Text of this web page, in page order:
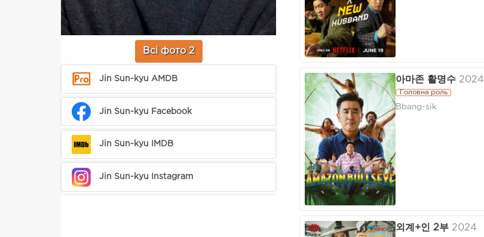
Всі фото 2
Jin Sun-kyu AMDB
Jin Sun-kyu Facebook
Jin Sun-kyu IMDB
Jin Sun-kyu Instagram
아마존 활명수 2024
Головна роль
Bbang-sik
외계+인 2부 2024